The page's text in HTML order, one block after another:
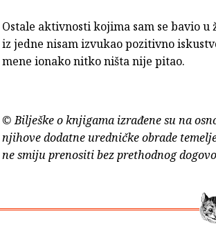
Ostale aktivnosti kojima sam se bavio
iz jedne nisam izvukao pozitivno
mene ionako nitko ništa nije pitao.
© Bilješke o knjigama izrađene su na
njihove dodatne uredničke obrade
ne smiju prenositi bez prethodnog